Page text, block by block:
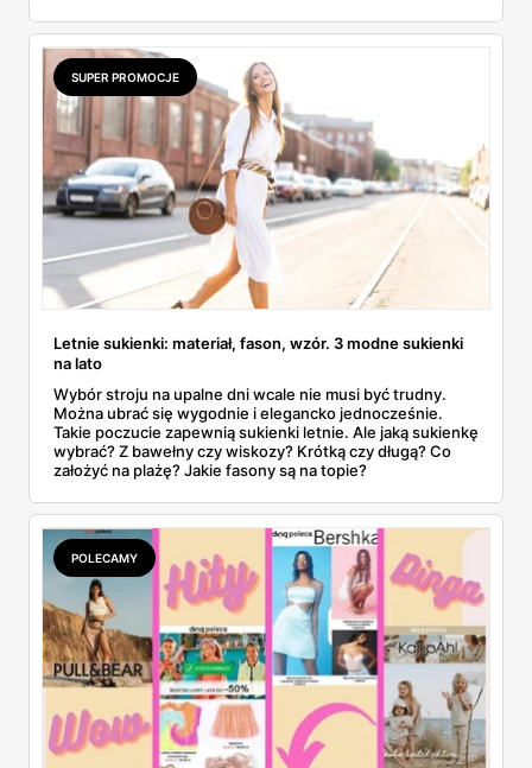
SUPER PROMOCJE
Letnie sukienki: materiał, fason, wzór. 3 modne sukienki
na lato
Wybór stroju na upalne dni wcale nie musi być trudny.
Można ubrać się wygodnie i elegancko jednocześnie.
Takie poczucie zapewnią sukienki letnie. Ale jaką sukienkę
wybrać? Z bawełny czy wiskozy? Krótką czy długą? Co
założyć na plażę? Jakie fasony są na topie?
POLECAMY